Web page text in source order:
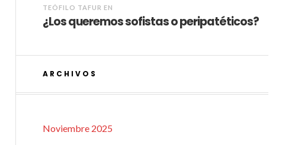
TEÓFILO TAFUR EN
¿Los queremos sofistas o peripatéticos?
ARCHIVOS
Noviembre 2025